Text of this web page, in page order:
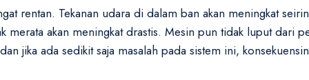
rentan. Tekanan udara di dalam ban akan meningkat
merata akan meningkat drastis. Mesin pun tidak luput dari
jika ada sedikit saja masalah pada sistem ini,